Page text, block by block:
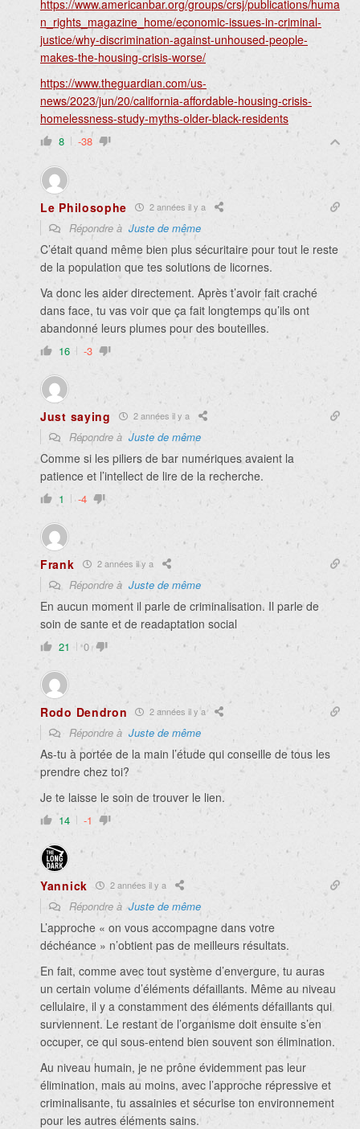
https://www.americanbar.org/groups/crsj/publications/huma
n_rights_magazine_home/economic-issues-in-criminal-
justice/why-discrimination-against-unhoused-people-
makes-the-housing-crisis-worse/
https://www.theguardian.com/us-
news/2023/jun/20/california-affordable-housing-crisis-
homelessness-study-myths-older-black-residents
8 -38
Le Philosophe 2 années il y a
Répondre à Juste de même
C’était quand même bien plus sécuritaire pour tout le reste
de la population que tes solutions de licornes.
Va donc les aider directement. Après t’avoir fait craché
dans face, tu vas voir que ça fait longtemps qu’ils ont
abandonné leurs plumes pour des bouteilles.
16 -3
Just saying 2 années il y a
Répondre à Juste de même
Comme si les piliers de bar numériques avaient la
patience et l’intellect de lire de la recherche.
1 -4
Frank 2 années il y a
Répondre à Juste de même
En aucun moment il parle de criminalisation. Il parle de
soin de sante et de readaptation social
21 0
Rodo Dendron 2 années il y a
Répondre à Juste de même
As-tu à portée de la main l’étude qui conseille de tous les
prendre chez toi?
Je te laisse le soin de trouver le lien.
14 -1
Yannick 2 années il y a
Répondre àJuste de même
L’approche « on vous accompagne dans votre
déchéance » n’obtient pas de meilleurs résultats.
En fait, comme avec tout système d’envergure, tu auras
un certain volume d’éléments défaillants. Même au niveau
cellulaire, il y a constamment des éléments défaillants qui
surviennent. Le restant de l’organisme doit ensuite s’en
occuper, ce qui sous-entend bien souvent son élimination.
Au niveau humain, je ne prône évidemment pas leur
élimination, mais au moins, avec l’approche répressive et
criminalisante, tu assainies et sécurise ton environnement
pour les autres éléments sains.